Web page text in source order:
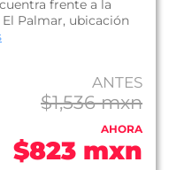
frente a la
Palmar, ubicación
ANTES
$1,536 mxn
AHORA
$823 mxn